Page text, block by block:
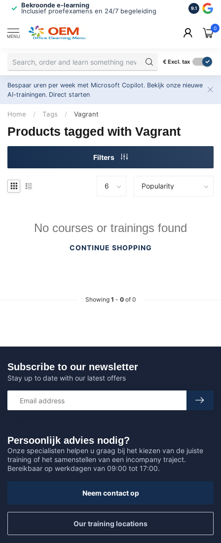
Bekroonde e-learning
Inclusief proefexamens en 24/7 begeleiding
ISO
2.500+
9.1
MENU
0
€ Excl. tax
Bespaar uren per week met Microsoft Copilot. Bekijk onze nieuwe
AI-trainingen. Direct starten
Home / Tags / Vagrant
Products tagged with Vagrant
Filters
No courses or trainings found
CONTINUE SHOPPING
Showing 1 - 0of 0
Persoonlijk advies nodig?
Onze specialisten helpen u graag bij het kiezen van de juiste
training of het samenstellen van een incompany traject.
Bereikbaar op werkdagen van 09:00 tot 17:00.
Neem contact op
Our training locations
Subscribe to our newsletter
Stay up to date with our latest offers